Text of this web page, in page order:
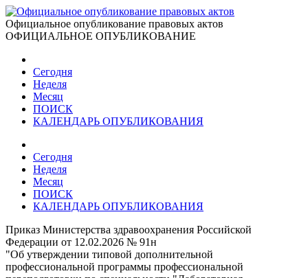
Официальное опубликование правовых актов
ОФИЦИАЛЬНОЕ ОПУБЛИКОВАНИЕ
Сегодня
Неделя
Месяц
ПОИСК
КАЛЕНДАРЬ ОПУБЛИКОВАНИЯ
Сегодня
Неделя
Месяц
ПОИСК
КАЛЕНДАРЬ ОПУБЛИКОВАНИЯ
Приказ Министерства здравоохранения Российской
Федерации от 12.02.2026 № 91н
"Об утверждении типовой дополнительной
профессиональной программы профессиональной